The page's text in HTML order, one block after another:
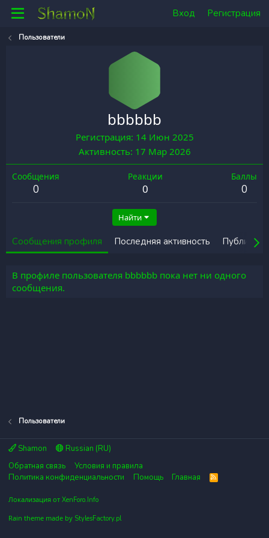
Вход Регистрация
Пользователи
bbbbbb
Регистрация 14 Июн 2025
Активность 17 Мар 2026
Сообщения
0
Реакции
0
Баллы
0
Найти
Сообщения профиля Последняя активность
В профиле пользователя bbbbbb пока нет ни одного
сообщения.
Пользователи
Shamon
Russian (RU)
Обратная связь
Условия и правила
Политика конфиденциальности
Помощь Главная
R
S
Локализация от XenForo.Info
Rain theme made by StylesFactory.pl